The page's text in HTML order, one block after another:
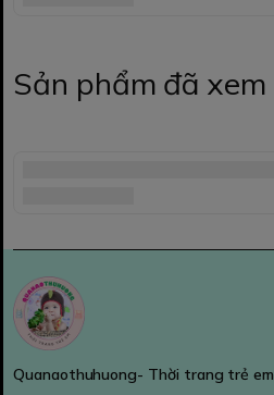
Sản phẩm đã xem
Quanaothuhuong- Thời trang trẻ em